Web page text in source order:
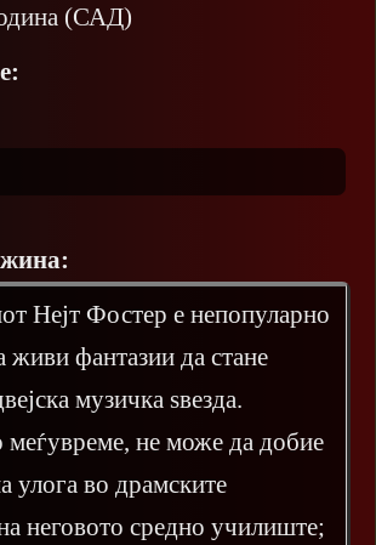
(САД)
Нејт Фостер е непопуларно
живи фантазии да стане
музичка ѕвезда.
меѓувреме, не може да добие
улога во драмските
неговото средно училиште;